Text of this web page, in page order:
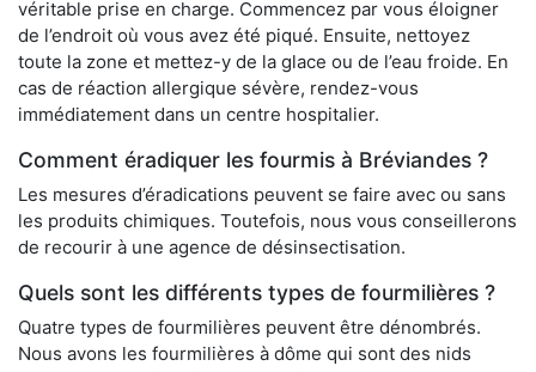
véritable prise en charge. Commencez par vous éloigner
de l’endroit où vous avez été piqué. Ensuite, nettoyez
toute la zone et mettez-y de la glace ou de l’eau froide. En
cas de réaction allergique sévère, rendez-vous
immédiatement dans un centre hospitalier.
Comment éradiquer les fourmis à Bréviandes ?
Les mesures d’éradications peuvent se faire avec ou sans
les produits chimiques. Toutefois, nous vous conseillerons
de recourir à une agence de désinsectisation.
Quels sont les différents types de fourmilières ?
Quatre types de fourmilières peuvent être dénombrés.
Nous avons les fourmilières à dôme qui sont des nids